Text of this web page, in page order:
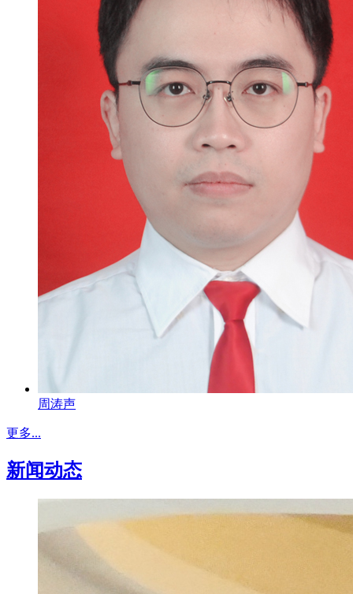
周涛声
更多...
新闻动态